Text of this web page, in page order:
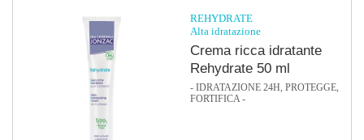
REHYDRATE
Alta idratazione
Crema ricca idratante
Rehydrate 50 ml
- IDRATAZIONE 24H, PROTEGGE,
FORTIFICA -